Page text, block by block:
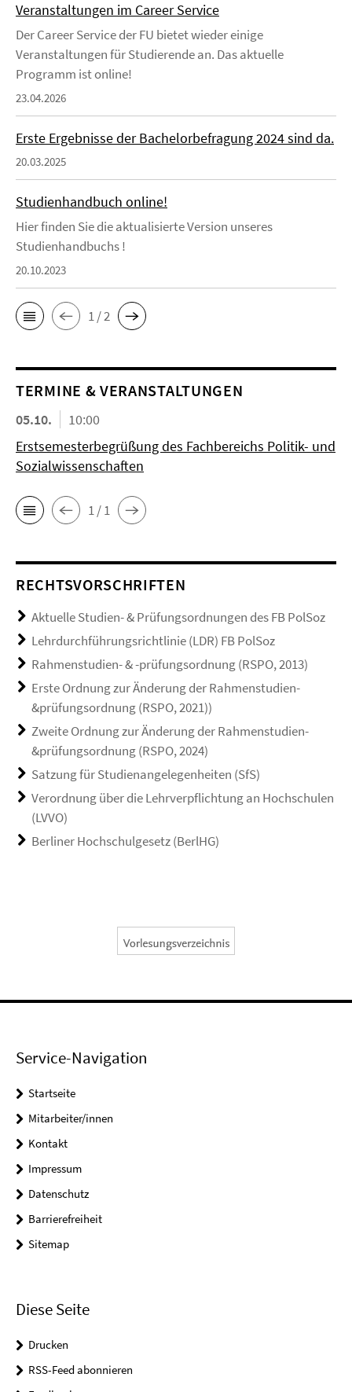
Veranstaltungen im Career Service
Der Career Service der FU bietet wieder einige
Veranstaltungen für Studierende an. Das aktuelle
Programm ist online!
23.04.2026
Erste Ergebnisse der Bachelorbefragung 2024 sind da.
20.03.2025
Studienhandbuch online!
Hier finden Sie die aktualisierte Version unseres
Studienhandbuchs !
20.10.2023
1 / 2
TERMINE & VERANSTALTUNGEN
05.10.
10:00
Erstsemesterbegrüßung des Fachbereichs Politik- und
Sozialwissenschaften
1 / 1
RECHTSVORSCHRIFTEN
Aktuelle Studien- & Prüfungsordnungen des FB PolSoz
Lehrdurchführungsrichtlinie (LDR) FB PolSoz
Rahmenstudien- & -prüfungsordnung (RSPO, 2013)
Erste Ordnung zur Änderung der Rahmenstudien-
&prüfungsordnung (RSPO, 2021))
Zweite Ordnung zur Änderung der Rahmenstudien-
&prüfungsordnung (RSPO, 2024)
Satzung für Studienangelegenheiten (SfS)
Verordnung über die Lehrverpflichtung an Hochschulen
(LVVO)
Berliner Hochschulgesetz (BerlHG)
Service-Navigation
Startseite
Mitarbeiter/innen
Kontakt
Impressum
Datenschutz
Barrierefreiheit
Sitemap
Diese Seite
Drucken
RSS-Feed abonnieren